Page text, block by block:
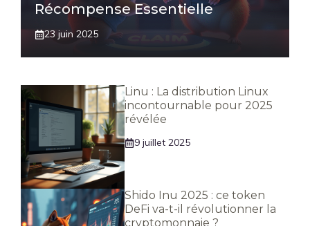
Récompense Essentielle
23 juin 2025
Linu : La distribution Linux
incontournable pour 2025
révélée
9 juillet 2025
Shido Inu 2025 : ce token
DeFi va-t-il révolutionner la
cryptomonnaie ?